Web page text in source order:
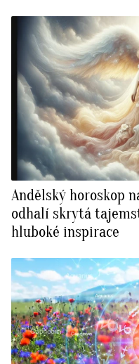
Andělský horoskop
odhalí skrytá
hluboké inspirace